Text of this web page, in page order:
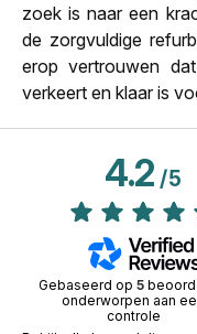
zoek is naar een
de zorgvuldige
erop vertrouwen
verkeert en klaar is
4.2/5
Gebaseerd op 5
onderworpen aan
controle